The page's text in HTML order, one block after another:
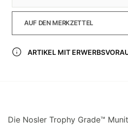
AUF DEN MERKZETTEL
ARTIKEL MIT
Die Nosler Trophy Grade™